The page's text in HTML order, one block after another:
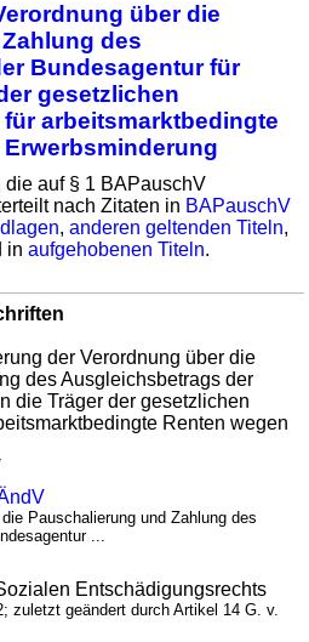
über die
des
Bundesagentur für
gesetzlichen
arbeitsmarktbedingte
auf § 1 BAPauschV
nach Zitaten in BAPauschV
,anderen geltenden Titeln,
inaufgehobenen Titeln.
der Verordnung über die
des Ausgleichsbetrags der
die Träger der gesetzlichen
Renten wegen
Pauschalierung und Zahlung des
...
Entschädigungsrechts
zuletzt geändert durch Artikel 14 G. v.